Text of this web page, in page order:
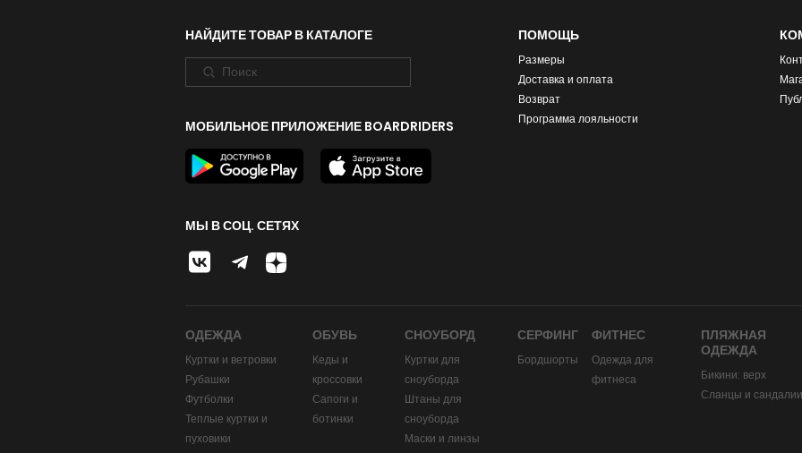
НАЙДИТЕ ТОВАР В КАТАЛОГЕ
МОБИЛЬНОЕ ПРИЛОЖЕНИЕ BOARDRIDERS
МЫ В СОЦ. СЕТЯХ
ПОМОЩЬ
Размеры
Доставка и оплата
Возврат
Программа лояльности
ОДЕЖДА
Куртки и ветровки
Рубашки
Футболки
Теплые куртки и
пуховики
ОБУВЬ
Кеды и
кроссовки
Сапоги и
ботинки
СНОУБОРД
Куртки для
сноуборда
Штаны для
сноуборда
Маски и линзы
СЕРФИНГ
Бордшорты
ФИТНЕС
Одежда для
фитнеса
ПЛЯЖНАЯ
ОДЕЖДА
Бикини: верх
Сланцы и сандалии